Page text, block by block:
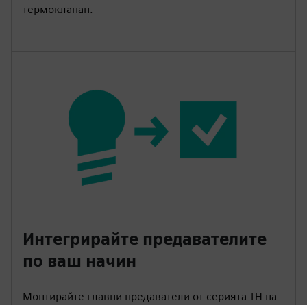
термоклапан.
Интегрирайте предавателите
по ваш начин
Монтирайте главни предаватели от серията TH на